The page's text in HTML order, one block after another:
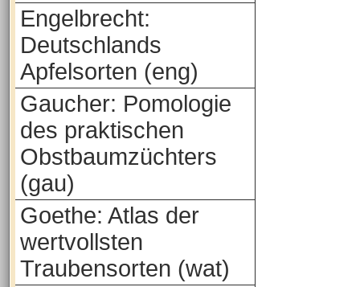
Engelbrecht:
Deutschlands
Apfelsorten (eng)
Gaucher: Pomologie
des praktischen
Obstbaumzüchters
(gau)
Goethe: Atlas der
wertvollsten
Traubensorten (wat)